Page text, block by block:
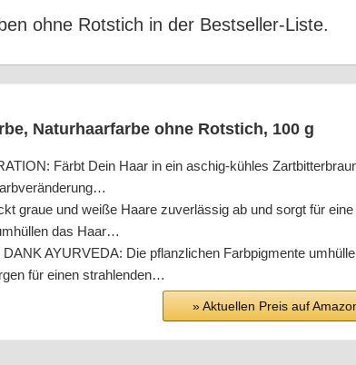
ohne Rot­stich in der Bestseller-Liste.
Natur­haar­far­be ohne Rot­stich, 100 g
Färbt Dein Haar in ein aschig-küh­les
graue und wei­ße Haa­re zuver­läs­sig ab und sorgt für eine
das Haar…
AYURVEDA: Die pflanz­li­chen Farb­pig­men­te
für einen strahlenden…
» Aktu­el­len Preis auf